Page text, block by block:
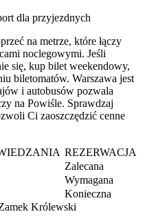
dla przyjezdnych
na metrze, które łączy
noclegowymi. Jeśli
się, kup bilet weekendowy,
biletomatów. Warszawa jest
i autobusów pozwala
na Powiśle. Sprawdzaj
Ci zaoszczędzić cenne
REZERWACJA
Zalecana
Wymagana
Konieczna
Królewski